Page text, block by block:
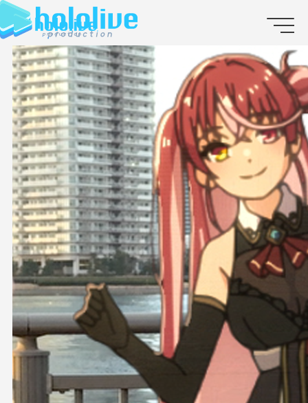
EN
JP
ABOUT
TALENT
NEWS
AUDITION
COLLABORATION
SUPPORT ADVERTISING
OFFICIAL SHOP
HOLODULE
会社概要